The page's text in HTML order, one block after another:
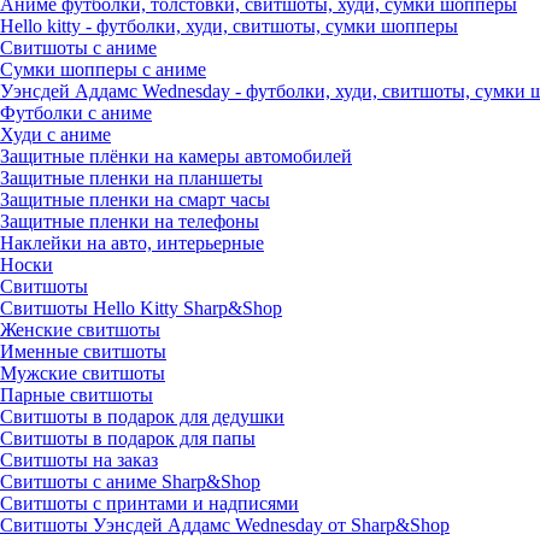
Аниме футболки, толстовки, свитшоты, худи, сумки шопперы
Hello kitty - футболки, худи, свитшоты, сумки шопперы
Свитшоты с аниме
Сумки шопперы с аниме
Уэнсдей Аддамс Wednesday - футболки, худи, свитшоты, сумки
Футболки с аниме
Худи с аниме
Защитные плёнки на камеры автомобилей
Защитные пленки на планшеты
Защитные пленки на смарт часы
Защитные пленки на телефоны
Наклейки на авто, интерьерные
Носки
Свитшоты
Cвитшоты Hello Kitty Sharp&Shop
Женские свитшоты
Именные свитшоты
Мужские свитшоты
Парные свитшоты
Свитшоты в подарок для дедушки
Свитшоты в подарок для папы
Свитшоты на заказ
Свитшоты с аниме Sharp&Shop
Свитшоты с принтами и надписями
Свитшоты Уэнсдей Аддамс Wednesday от Sharp&Shop